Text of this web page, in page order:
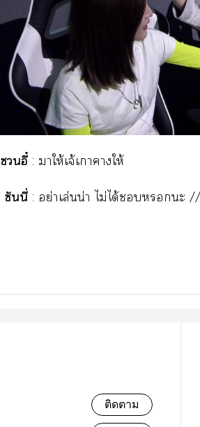
อี๋: าให้เจ้เาาให้
ซันนี่: อย่าเล่นน่า ไม่ได้ะ //
ติดตาม